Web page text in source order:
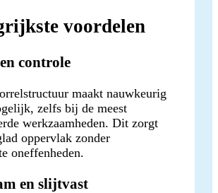
voordelen
controle
maakt nauwkeurig
zelfs bij de meest
werkzaamheden. Dit zorgt
oppervlak zonder
oneffenheden.
en slijtvast